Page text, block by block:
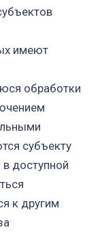
имеют
обработки
субъекту
доступной
к другим